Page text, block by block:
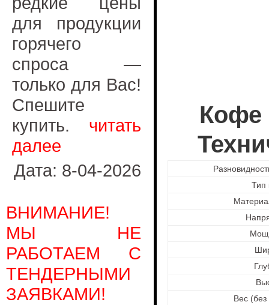
для продукции
горячего
спроса —
только для Вас!
Спешите
купить. читать
далее
Дата: 8-04-2026
ВНИМАНИЕ!
МЫ НЕ
РАБОТАЕМ С
ТЕНДЕРНЫМИ
ЗАЯВКАМИ!
Кофе
Тип
Вес (без